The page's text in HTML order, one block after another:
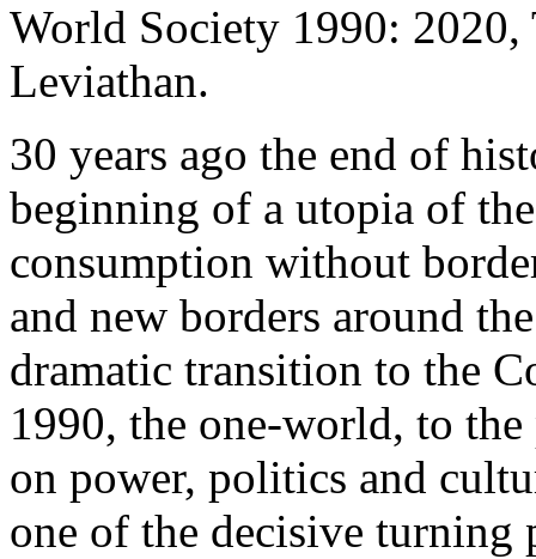
World Society 1990: 2020,
Leviathan.
30 years ago the end of
beginning of a utopia of
consumption without
and new borders around
dramatic transition to the
1990, the one-world, to the
on power, politics and
one of the decisive turning